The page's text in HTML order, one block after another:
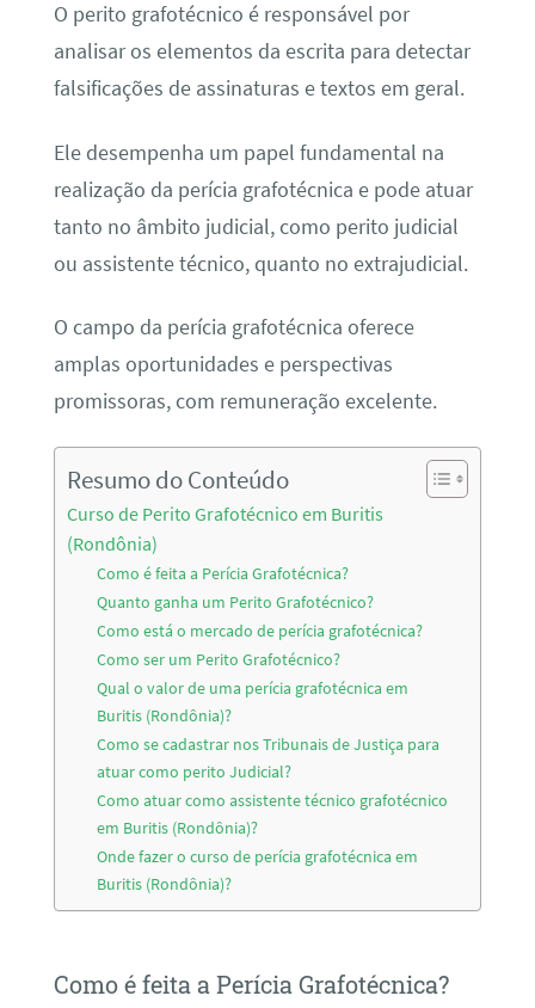
O perito grafotécnico é responsável por
analisar os elementos da escrita para detectar
falsificações de assinaturas e textos em geral.
Ele desempenha um papel fundamental na
realização da perícia grafotécnica e pode atuar
tanto no âmbito judicial, como perito judicial
ou assistente técnico, quanto no extrajudicial.
O campo da perícia grafotécnica oferece
amplas oportunidades e perspectivas
promissoras, com remuneração excelente.
Resumo do Conteúdo
Curso de Perito Grafotécnico em Buritis
(Rondônia)
Como é feita a Perícia Grafotécnica?
Quanto ganha um Perito Grafotécnico?
Como está o mercado de perícia grafotécnica?
Como ser um Perito Grafotécnico?
Qual o valor de uma perícia grafotécnica em
Buritis (Rondônia)?
Como se cadastrar nos Tribunais de Justiça para
atuar como perito Judicial?
Como atuar como assistente técnico grafotécnico
em Buritis (Rondônia)?
Onde fazer o curso de perícia grafotécnica em
Buritis (Rondônia)?
Como é feita a Perícia Grafotécnica?